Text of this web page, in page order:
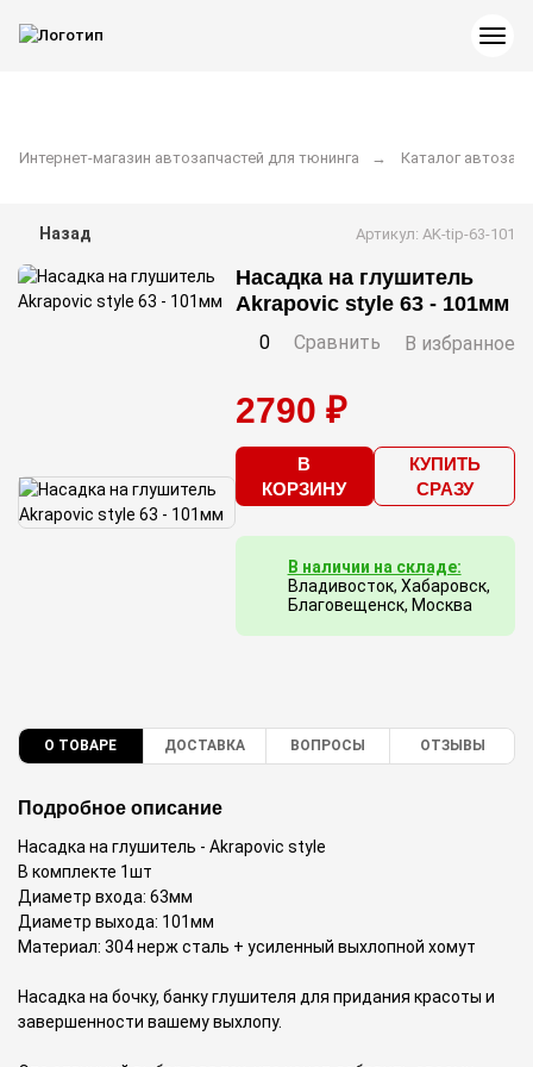
Интернет-магазин автозапчастей для тюнинга Каталог
Назад Артикул: AK-tip-63-101
Насадка на глушитель
Akrapovic style 63 - 101мм
0 Сравнить В избранное
2790 ₽
В
КОРЗИНУ
КУПИТЬ
СРАЗУ
В наличии на складе:
Владивосток, Хабаровск,
Благовещенск, Москва
О ТОВАРЕ ДОСТАВКА ВОПРОСЫ ОТЗЫВЫ
Подробное описание
Насадка на глушитель - Akrapovic style
В комплекте 1шт
Диаметр входа: 63мм
Диаметр выхода: 101мм
Материал: 304 нерж сталь + усиленный выхлопной хомут
Насадка на бочку, банку глушителя для придания красоты и
завершенности вашему выхлопу.